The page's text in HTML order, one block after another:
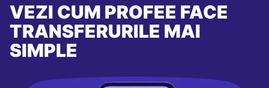
VEZI CUM PROFEE FACE
TRANSFERURILE MAI
SIMPLE